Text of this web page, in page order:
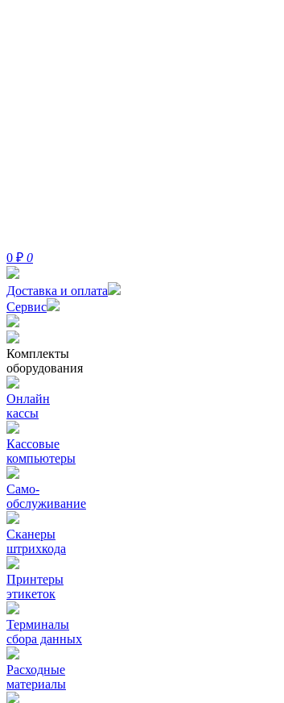
0 ₽ 0
Доставка и оплата
Сервис
Комплекты
оборудования
Онлайн
кассы
Кассовые
компьютеры
Само-
обслуживание
Сканеры
штрихкода
Принтеры
этикеток
Терминалы
сбора данных
Расходные
материалы